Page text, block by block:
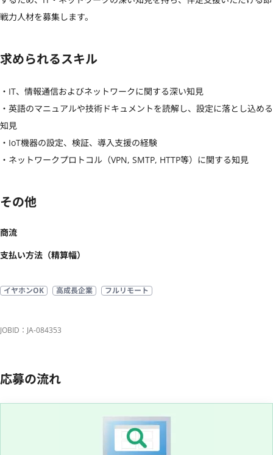
戦力人材を募集します。
求められるスキル
・IT、情報通信およびネットワークに関する深い知見
・英語のマニュアルや技術ドキュメントを読解し、設定に落とし込める
知見
・IoT機器の設定、検証、導入支援の経験
・ネットワークプロトコル（VPN, SMTP, HTTP等）に関する知見
その他
商流
支払い方法（精算幅）
イヤホンOK 高成長企業 フルリモート
JOBID：JA-084353
応募の流れ